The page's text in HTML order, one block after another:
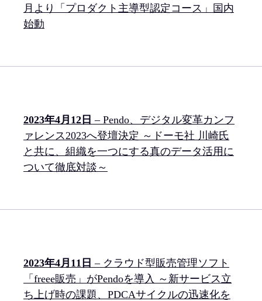
月より「プロダクト主導型認定コース」国内
始動
2023年4月12日 – Pendo、デジタル変革カンフ
ァレンス2023へ登壇決定 ～ドーモ社 川崎氏
と共に、組織を一つにする真のデータ活用に
ついて徹底対談～
2023年4月11日 – クラウド型販売管理ソフト
「freee販売」がPendoを導入 ～新サービス立
ち上げ時の課題、PDCAサイクルの迅速化を